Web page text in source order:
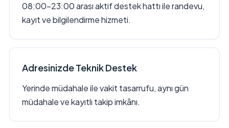
08:00–23:00 arası aktif destek hattı ile randevu,
kayıt ve bilgilendirme hizmeti.
Adresinizde Teknik Destek
Yerinde müdahale ile vakit tasarrufu, aynı gün
müdahale ve kayıtlı takip imkânı.